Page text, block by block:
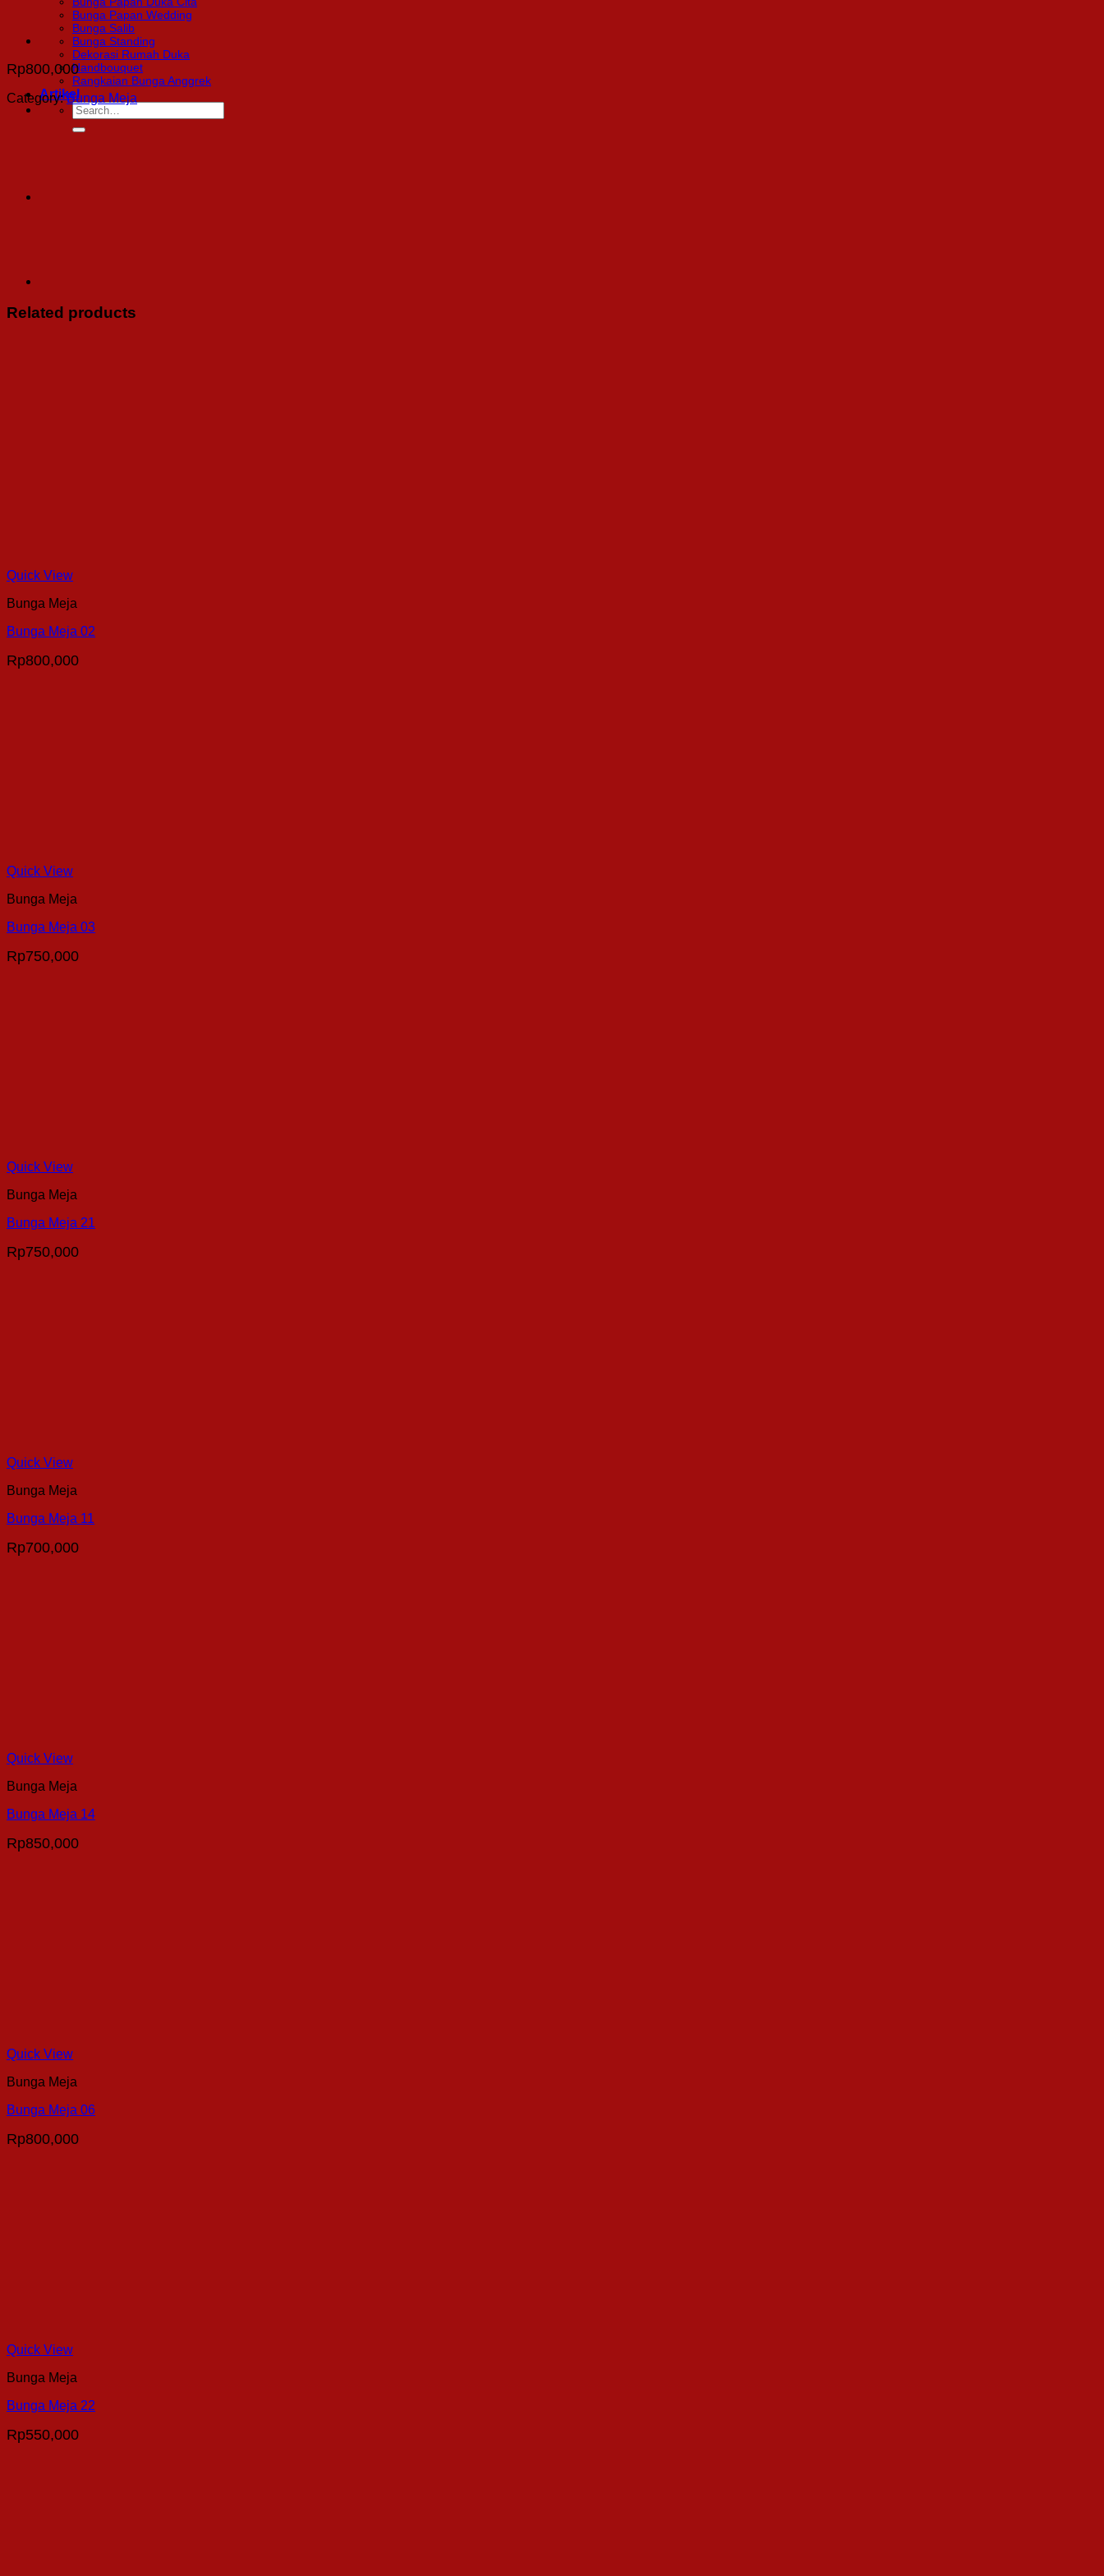
Bunga Papan Wedding
Bunga Salib
Bunga Standing
Dekorasi Rumah Duka
Handbouquet
Rangkaian Bunga Anggrek
Artikel
Search
for:
Rp800,000
Category:Bunga Meja
Related products
Quick View
Bunga Meja
Bunga Meja 02
Rp800,000
Quick View
Bunga Meja
Bunga Meja 03
Rp750,000
Quick View
Bunga Meja
Bunga Meja 21
Rp750,000
Quick View
Bunga Meja
Bunga Meja 11
Rp700,000
Quick View
Bunga Meja
Bunga Meja 14
Rp850,000
Quick View
Bunga Meja
Bunga Meja 06
Rp800,000
Quick View
Bunga Meja
Bunga Meja 22
Rp550,000